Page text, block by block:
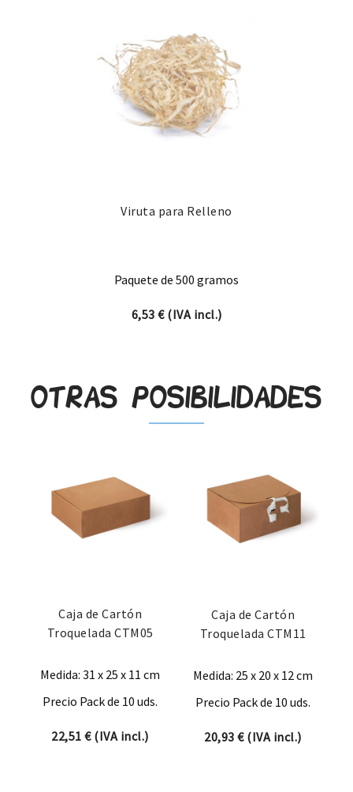
Viruta para Relleno
Paquete de 500 gramos
6,53 €(IVA incl.)
Otras posibilidades
Caja de Cartón
Troquelada CTM05
Medida: 31 x 25 x 11 cm
Precio Pack de 10 uds.
22,51€(IVA incl.)
Caja de Cartón
Troquelada CTM11
Medida: 25 x 20 x 12 cm
Precio Pack de 10 uds.
20,93€(IVA incl.)